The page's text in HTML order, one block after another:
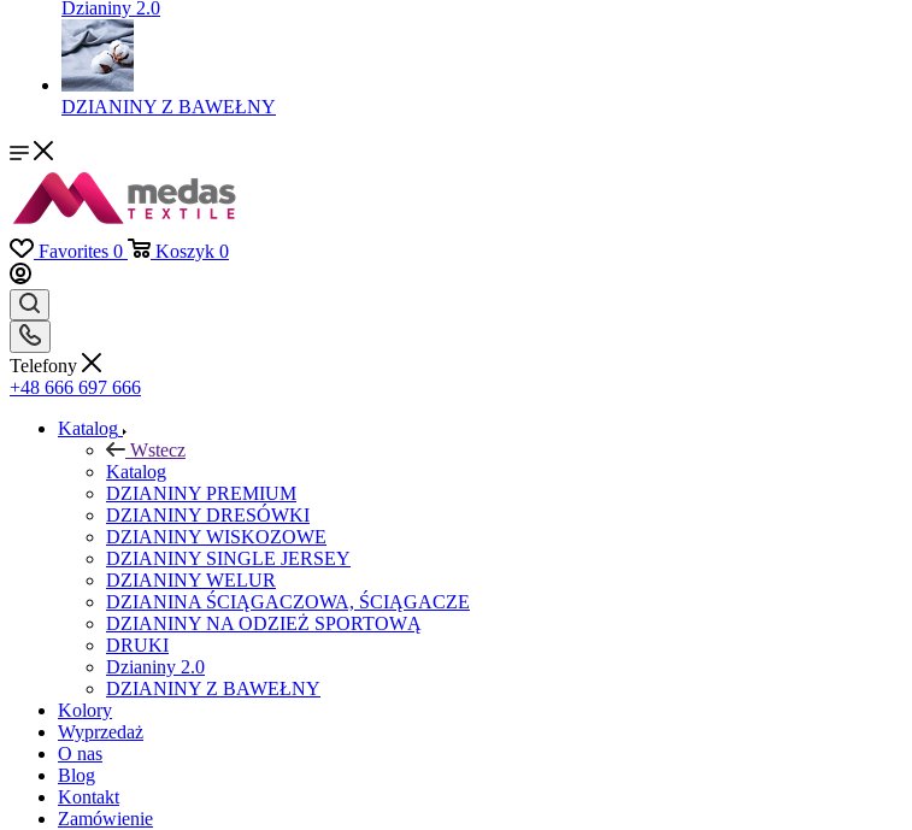
Dzianiny 2.0
DZIANINY Z BAWEŁNY
Favorites 0 Koszyk 0
Telefony
+48 666 697 666
Katalog
Wstecz
Katalog
DZIANINY PREMIUM
DZIANINY DRESÓWKI
DZIANINY WISKOZOWE
DZIANINY SINGLE JERSEY
DZIANINY WELUR
DZIANINA ŚCIĄGACZOWA, ŚCIĄGACZE
DZIANINY NA ODZIEŻ SPORTOWĄ
DRUKI
Dzianiny 2.0
DZIANINY Z BAWEŁNY
Kolory
Wyprzedaż
O nas
Blog
Kontakt
Zamówienie